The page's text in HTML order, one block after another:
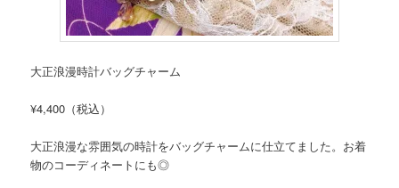
大正浪漫時計バッグチャーム
¥4,400（税込）
大正浪漫な雰囲気の時計をバッグチャームに仕立てました。お着
物のコーディネートにも◎